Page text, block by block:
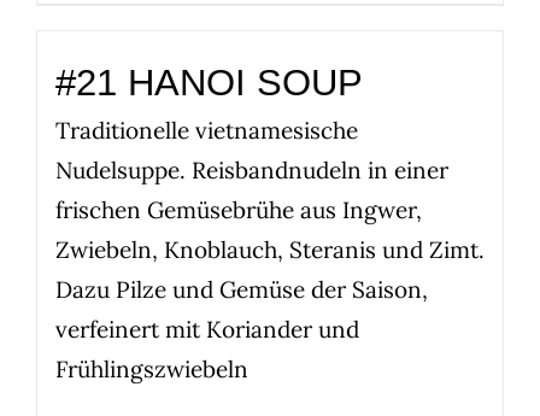
#21 HANOI SOUP
Traditionelle vietnamesische
Nudelsuppe. Reisbandnudeln in einer
frischen Gemüsebrühe aus Ingwer,
Zwiebeln, Knoblauch, Steranis und Zimt.
Dazu Pilze und Gemüse der Saison,
verfeinert mit Koriander und
Frühlingszwiebeln